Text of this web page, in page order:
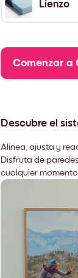
Lienzo
Comenzar a
Descubre el
Alinea, ajusta y
Disfruta de
cualquier